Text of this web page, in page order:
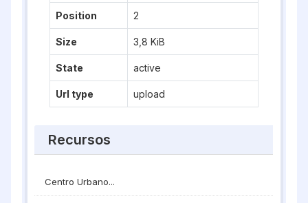
Recursos
Centro Urbano...
Position 2
Size 3,8 KiB
State active
Url type upload